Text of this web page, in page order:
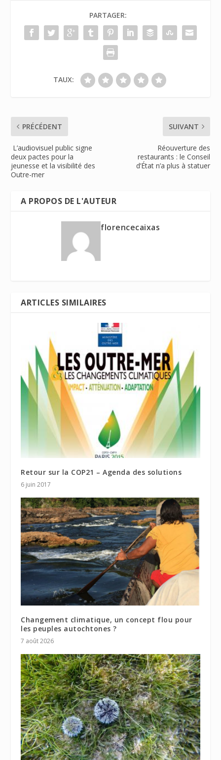
PARTAGER:
TAUX:
PRÉCÉDENT
L’audiovisuel public signe
deux pactes pour la
jeunesse et la visibilité des
Outre-mer
SUIVANT
Réouverture des
restaurants : le Conseil
d’État n’a plus à statuer
A PROPOS DE L'AUTEUR
florencecaixas
ARTICLES SIMILAIRES
Retour sur la COP21 – Agenda des solutions
6 juin 2017
Changement climatique, un concept flou pour
les peuples autochtones ?
7 août 2026